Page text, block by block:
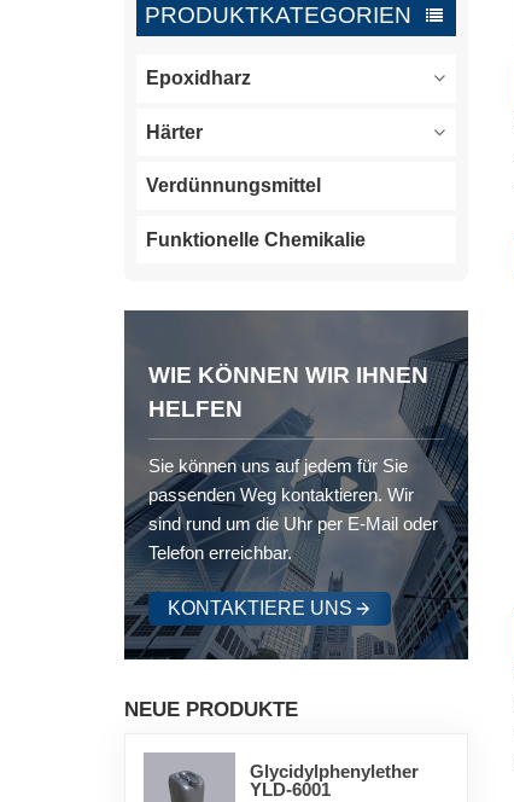
PRODUKTKATEGORIEN
Epoxidharz
Härter
Verdünnungsmittel
Funktionelle Chemikalie
WIE KÖNNEN WIR IHNEN
HELFEN
Sie können uns auf jedem für Sie
passenden Weg kontaktieren. Wir
sind rund um die Uhr per E-Mail oder
Telefon erreichbar.
KONTAKTIERE UNS
NEUE PRODUKTE
Glycidylphenylether
YLD-6001